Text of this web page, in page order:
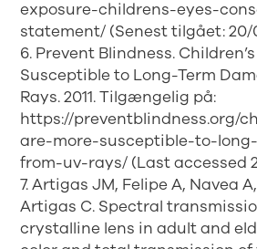
exposure-childrens-eyes-
statement/ (Senest tilgået: 20/
6. Prevent Blindness.
Susceptible to Long-Term
Rays. 2011. Tilgængelig på:
https://preventblindness.org/
are-more-susceptible-to-
from-uv-rays/ (Last accessed
7. Artigas JM, Felipe A, Navea
Artigas C. Spectral
crystalline lens in adult and